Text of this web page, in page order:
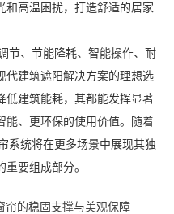
和高温困扰，打造舒适的居家
节、节能降耗、智能操作、耐
代建筑遮阳解决方案的理想选
低建筑能耗，其都能发挥显著
能、更环保的使用价值。随着
系统将在更多场景中展现其独
要组成部分。
帘的稳固支撑与美观保障